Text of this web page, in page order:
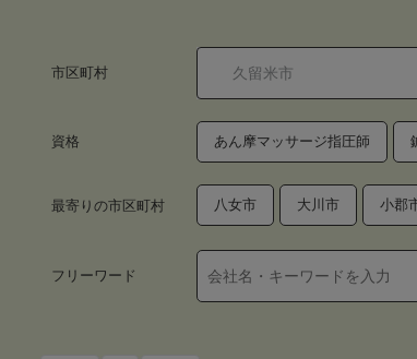
市区町村
資格 あん摩マッサージ指圧師
最寄りの市区町村 八女市 大川市 小郡
フリーワード